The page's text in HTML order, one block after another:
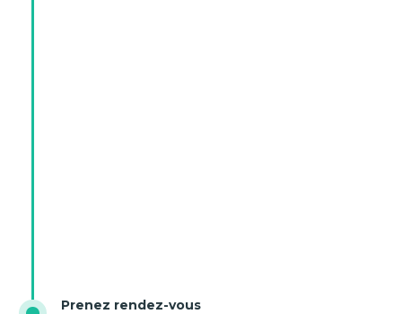
Prenez rendez-vous